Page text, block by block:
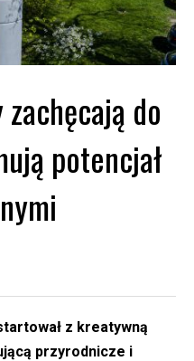
do
potencjał
z kreatywną
przyrodnicze i